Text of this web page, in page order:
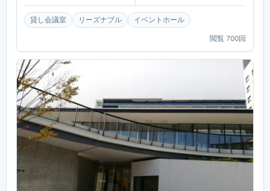
貸し会議室 リーズナブル イベントホール
閲覧 700回